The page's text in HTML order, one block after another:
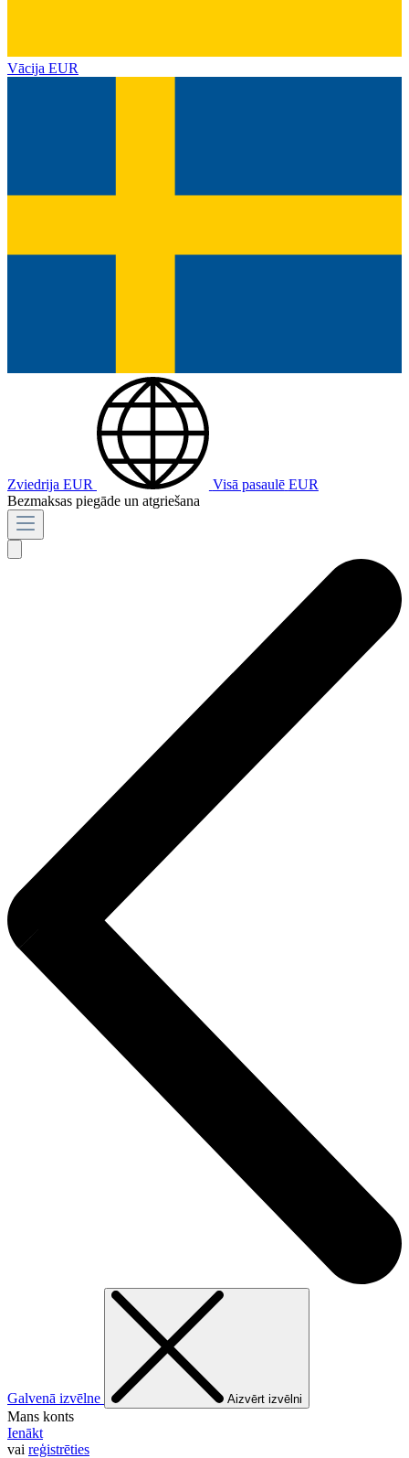
Vācija EUR
Zviedrija EUR Visā pasaulē EUR
Bezmaksas piegāde un atgriešana
Galvenā izvēlne Aizvērt izvēlni
Mans konts
Ienākt
vai reģistrēties